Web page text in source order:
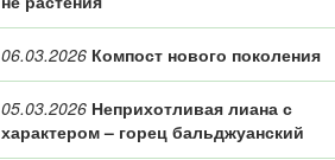
06.03.2026 Компост нового поколения
05.03.2026 Неприхотливая лиана с
характером – горец бальджуанский